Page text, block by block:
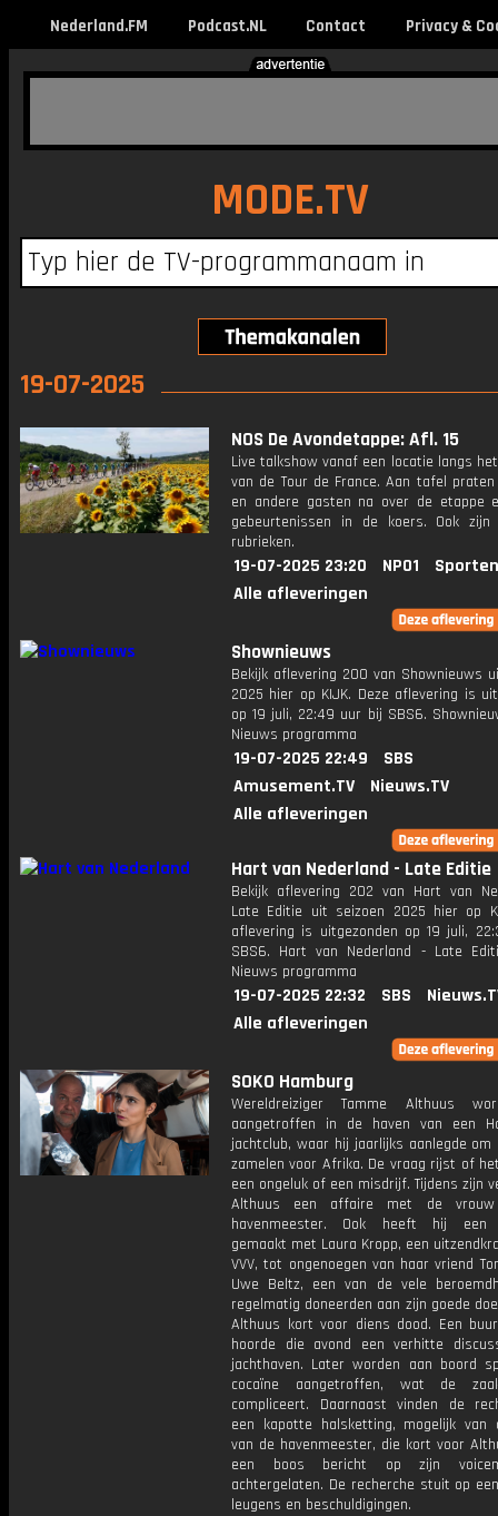
Nederland.FM Podcast.NL Contact Privacy &
MODE.TV
19-07-2025
NOS De Avondetappe: Afl. 15
Live talkshow vanaf een locatie langs
van de Tour de France. Aan tafel
en andere gasten na over de etappe
gebeurtenissen in de koers. Ook
rubrieken.
19-07-2025 23:20 NPO1
Alle afleveringen
Shownieuws
Bekijk aflevering 200 van Shownieuws
2025 hier op KIJK. Deze aflevering is
op 19 juli, 22:49 uur bij SBS6.
Nieuws programma
19-07-2025 22:49
SBS
Amusement.TV
Nieuws.TV
Alle afleveringen
Hart van Nederland - Late Editie
Bekijk aflevering 202 van Hart van
Late Editie uit seizoen 2025 hier op
aflevering is uitgezonden op 19 juli,
SBS6. Hart van Nederland - Late
Nieuws programma
19-07-2025 22:32 SBS
Alle afleveringen
SOKO Hamburg
Wereldreiziger Tamme Althuus
aangetroffen in de haven van een
jachtclub, waar hij jaarlijks aanlegde
zamelen voor Afrika. De vraag rijst of
een ongeluk of een misdrijf. Tijdens zijn
Althuus een affaire met de
havenmeester. Ook heeft hij een
gemaakt met Laura Kropp, een
VVV, tot ongenoegen van haar vriend
Uwe Beltz, een van de vele
regelmatig doneerden aan zijn goede
Althuus kort voor diens dood. Een
hoorde die avond een verhitte
jachthaven. Later worden aan boord
cocaïne aangetroffen, wat de
compliceert. Daarnaast vinden de
een kapotte halsketting, mogelijk van
van de havenmeester, die kort voor
een boos bericht op zijn
achtergelaten. De recherche stuit op
leugens en beschuldigingen.